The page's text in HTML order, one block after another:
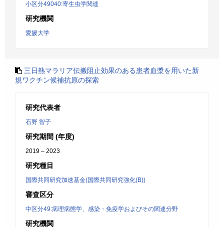
小区分49040:寄生虫学関連
研究機関
愛媛大学
三日熱マラリア伝搬阻止効果のある患者血漿を用いた新
規ワクチン候補抗原の探索
研究代表者
石野 智子
研究期間 (年度)
2019 – 2023
研究種目
国際共同研究加速基金(国際共同研究強化(B))
審査区分
中区分49:病理病態学、感染・免疫学およびその関連分野
研究機関